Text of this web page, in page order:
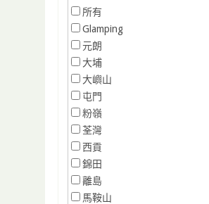
所有
Glamping
元朗
大埔
大嶼山
屯門
粉嶺
荃灣
西貢
錦田
離島
馬鞍山